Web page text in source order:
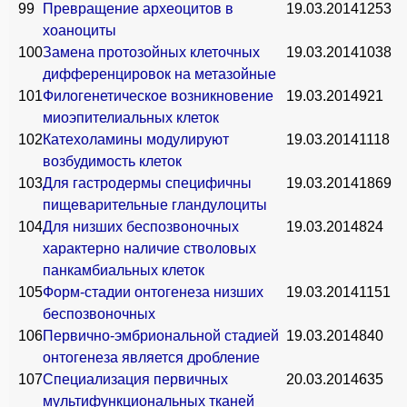
99
Превращение археоцитов в
хоаноциты
19.03.20141253
100Замена протозойных клеточных
дифференцировок на метазойные
19.03.20141038
101Филогенетическое возникновение
миоэпителиальных клеток
19.03.2014921
102Катехоламины модулируют
возбудимость клеток
19.03.20141118
103Для гастродермы специфичны
пищеварительные гландулоциты
19.03.20141869
104Для низших беспозвоночных
характерно наличие стволовых
панкамбиальных клеток
19.03.2014824
105Форм-стадии онтогенеза низших
беспозвоночных
19.03.20141151
106Первично-эмбриональной стадией
онтогенеза является дробление
19.03.2014840
107Специализация первичных
мультифункциональных тканей
20.03.2014635